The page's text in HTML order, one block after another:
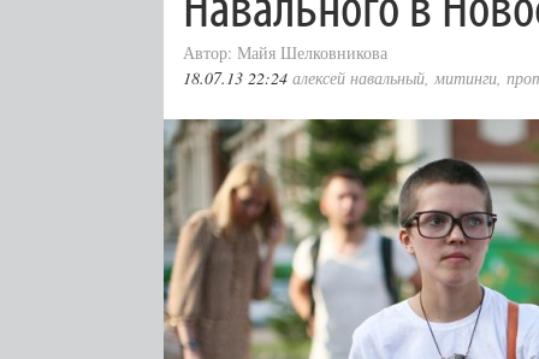
Автор: Майя Шелковникова
18.07.13 22:24 алексей навальный,митинги,